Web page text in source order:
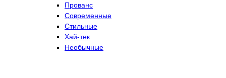
Прованс
Современные
Стильные
Хай-тек
Необычные